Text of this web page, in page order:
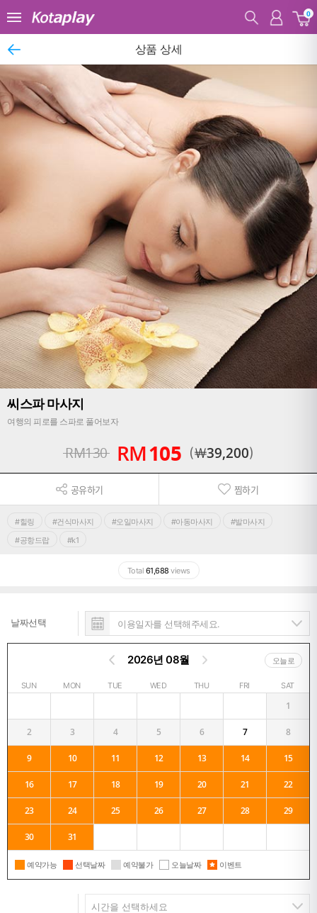
0
상품 상세
씨스파 마사지
여행의 피로를 스파로 풀어보자
￦39,200
RM130 RM105
공유하기 찜하기
#힐링 #건식마사지 #오일마사지 #아동마사지
#발마사지
#공항드랍
#k1
Total 61,688 views
날짜선택
2026년 08월 오늘로
SUN MON TUE WED THU FRI SAT
1
2 3 4 5 6 7 8
9 10 11 12 13 14 15
16 17 18 19 20 21 22
23 24 25 26 27 28 29
30 31
예약가능 선택날짜 예약불가 오늘날짜 이벤트